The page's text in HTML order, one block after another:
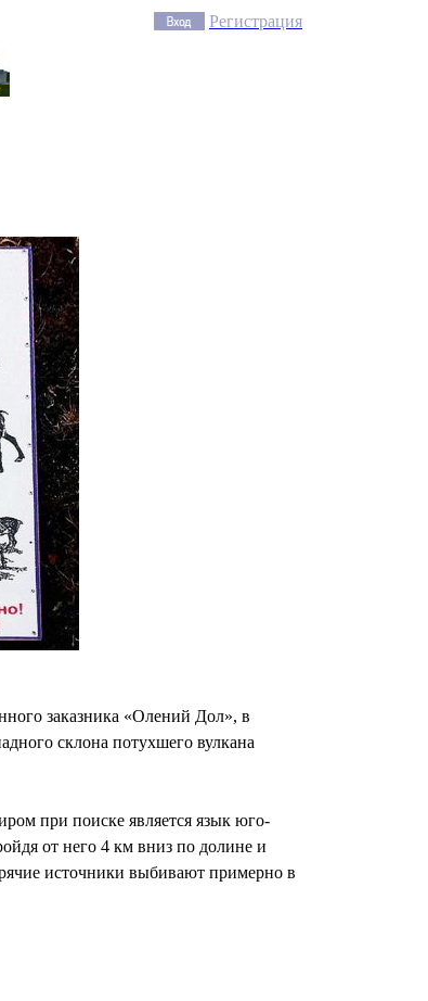
Регистрация
заказника «Олений Дол», в
склона потухшего вулкана
при поиске является язык юго-
от него 4 км вниз по долине и
источники выбивают примерно в